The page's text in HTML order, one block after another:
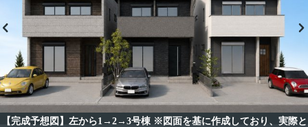
【完成予想図】左から1→2→3号棟 ※図面を基に作成しており、実際と